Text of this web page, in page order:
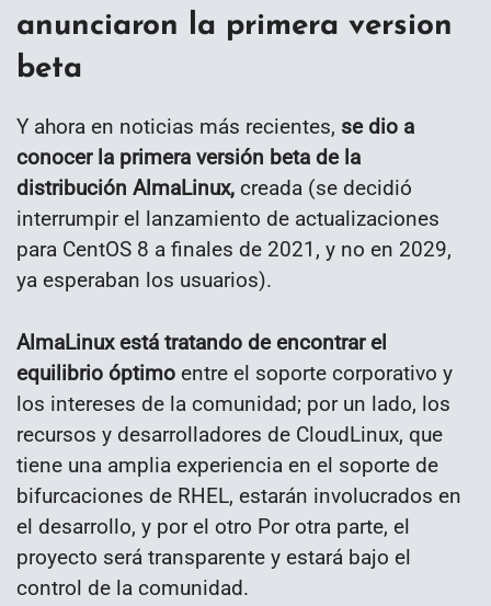
anunciaron la primera version
beta
Y ahora en noticias más recientes, se dio a
conocer la primera versión beta de la
distribución AlmaLinux, creada (se decidió
interrumpir el lanzamiento de actualizaciones
para CentOS 8 a finales de 2021, y no en 2029,
ya esperaban los usuarios).
AlmaLinux está tratando de encontrar el
equilibrio óptimo entre el soporte corporativo y
los intereses de la comunidad; por un lado, los
recursos y desarrolladores de CloudLinux, que
tiene una amplia experiencia en el soporte de
bifurcaciones de RHEL, estarán involucrados en
el desarrollo, y por el otro Por otra parte, el
proyecto será transparente y estará bajo el
control de la comunidad.